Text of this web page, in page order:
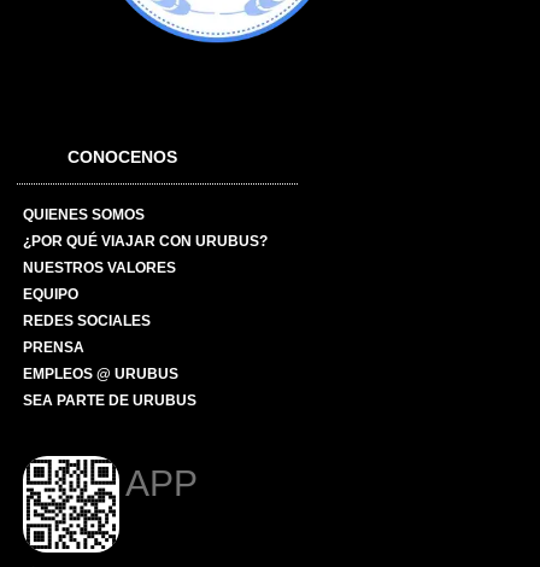
CONOCENOS
QUIENES SOMOS
¿POR QUÉ VIAJAR CON URUBUS?
NUESTROS VALORES
EQUIPO
REDES SOCIALES
PRENSA
EMPLEOS @ URUBUS
SEA PARTE DE URUBUS
APP